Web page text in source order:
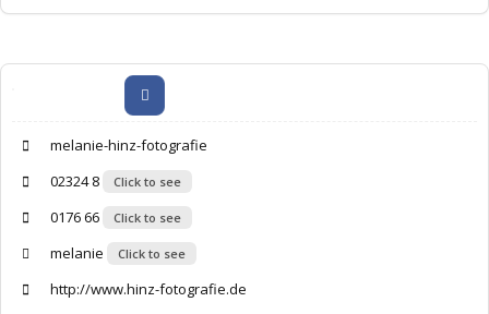
melanie-hinz-fotografie
02324 8
Click to see
0176 66 Click to see
melanie Click to see
http://www.hinz-fotografie.de